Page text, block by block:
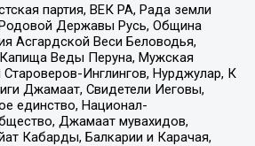
партия, ВЕК РА, Рада земли
Державы Русь, Община
Асгардской Веси Беловодья,
Веды Перуна, Мужская
Инглингов, Нурджулар, К
Джамаат, Свидетели Иеговы,
единство, Национал-
Джамаат мувахидов,
Кабарды, Балкарии и Карачая,